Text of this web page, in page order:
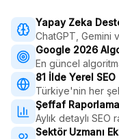
Yapay Zeka
ChatGPT, Gemini
Google 2026
En güncel
81 İlde Yerel SEO
Türkiye'nin her
Şeffaf Raporlama
Aylık detaylı
Sektör Uzmanı